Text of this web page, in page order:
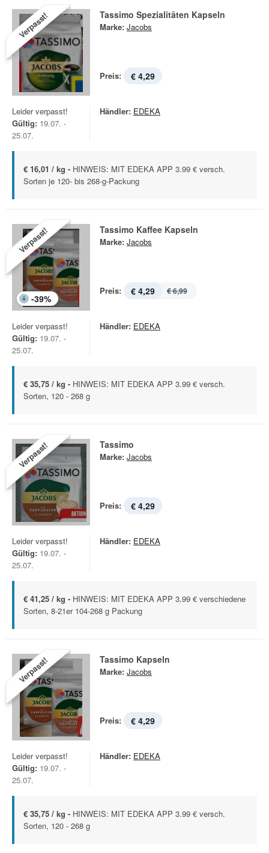
Verpasst! Tassimo Spezialitäten Kapseln
Marke: Jacobs
Preis: € 4,29
Leider verpasst!
Gültig: 19.07. -
25.07.
Händler: EDEKA
€ 16,01 / kg - HINWEIS: MIT EDEKA APP 3.99 € versch.
Sorten je 120- bis 268-g-Packung
Verpasst!
-39%
Tassimo Kaffee Kapseln
Marke: Jacobs
Preis: € 4,29 € 6,99
Leider verpasst!
Gültig: 19.07. -
25.07.
Händler: EDEKA
€ 35,75 / kg - HINWEIS: MIT EDEKA APP 3.99 € versch.
Sorten, 120 - 268 g
Verpasst! Tassimo
Marke: Jacobs
Preis: € 4,29
Leider verpasst!
Gültig: 19.07. -
25.07.
Händler: EDEKA
€ 41,25 / kg - HINWEIS: MIT EDEKA APP 3.99 € verschiedene
Sorten, 8-21er 104-268 g Packung
Verpasst! Tassimo Kapseln
Marke: Jacobs
Preis: € 4,29
Leider verpasst!
Gültig: 19.07. -
25.07.
Händler: EDEKA
€ 35,75 / kg - HINWEIS: MIT EDEKA APP 3.99 € versch.
Sorten, 120 - 268 g